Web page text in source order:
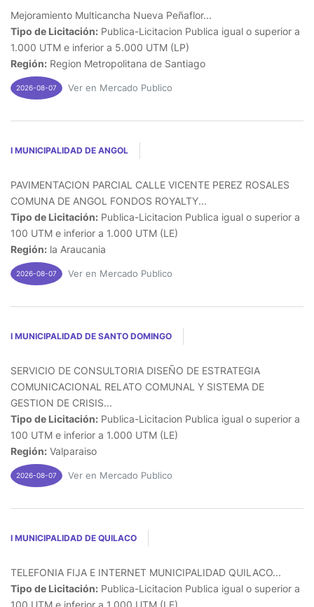
Mejoramiento Multicancha Nueva Peñaflor...
Tipo de Licitación: Publica-Licitacion Publica igual o superior a
1.000 UTM e inferior a 5.000 UTM (LP)
Región: Region Metropolitana de Santiago
2026-08-07 Ver en Mercado Publico
I MUNICIPALIDAD DE ANGOL
PAVIMENTACION PARCIAL CALLE VICENTE PEREZ ROSALES
COMUNA DE ANGOL FONDOS ROYALTY...
Tipo de Licitación: Publica-Licitacion Publica igual o superior a
100 UTM e inferior a 1.000 UTM (LE)
Región: la Araucania
2026-08-07 Ver en Mercado Publico
I MUNICIPALIDAD DE SANTO DOMINGO
SERVICIO DE CONSULTORIA DISEÑO DE ESTRATEGIA
COMUNICACIONAL RELATO COMUNAL Y SISTEMA DE
GESTION DE CRISIS...
Tipo de Licitación: Publica-Licitacion Publica igual o superior a
100 UTM e inferior a 1.000 UTM (LE)
Región: Valparaiso
2026-08-07 Ver en Mercado Publico
I MUNICIPALIDAD DE QUILACO
TELEFONIA FIJA E INTERNET MUNICIPALIDAD QUILACO...
Tipo de Licitación: Publica-Licitacion Publica igual o superior a
100 UTM e inferior a 1.000 UTM (LE)